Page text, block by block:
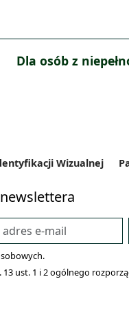
Dla osób z
Wizualnej
ust. 1 i 2 ogólnego